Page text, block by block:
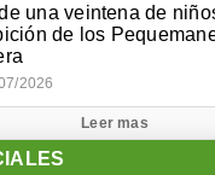
una veintena de
de los
2026
Leer mas